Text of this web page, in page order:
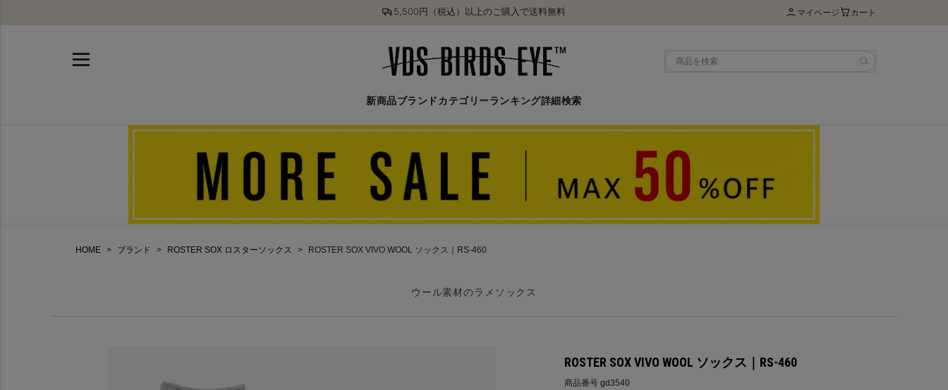
5,500円（税込）以上のご購入で送料無料 マイページ カート
新商品ブランド カテゴリーランキング詳細検索
HOME ブランド ROSTER SOX ロスターソックス ROSTER SOX VIVO WOOL ソックス｜RS-460
ウール素材のラメソックス
ROSTER SOX VIVO WOOL ソックス｜RS-460
商品番号 gd3540